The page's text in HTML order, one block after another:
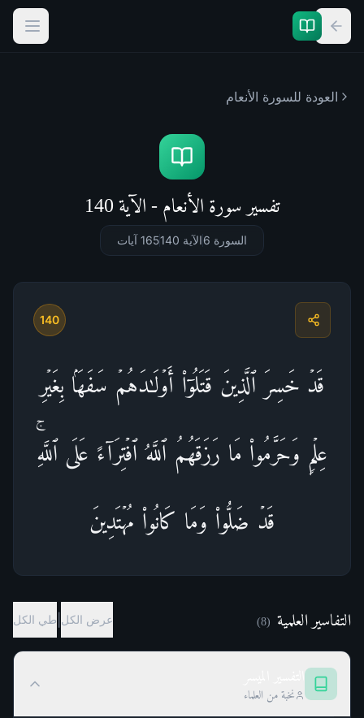
العودة للسورة الأنعام
تفسير سورة الأنعام - الآية 140
السورة 6 الآية 140 165 آيات
140
قَدۡ خَسِرَ ٱلَّذِینَ قَتَلُوۤا۟ أَوۡلَـٰدَهُمۡ سَفَهَۢا بِغَیۡرِ
عِلۡمࣲ وَحَرَّمُوا۟ مَا رَزَقَهُمُ ٱللَّهُ ٱفۡتِرَاۤءً عَلَى ٱللَّهِۚ
قَدۡ ضَلُّوا۟ وَمَا كَانُوا۟ مُهۡتَدِینَ
التفاسير العلمية (
8
) عرض الكل طي الكل
نخبة من العلماء